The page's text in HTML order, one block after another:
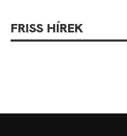
FRISS HÍREK